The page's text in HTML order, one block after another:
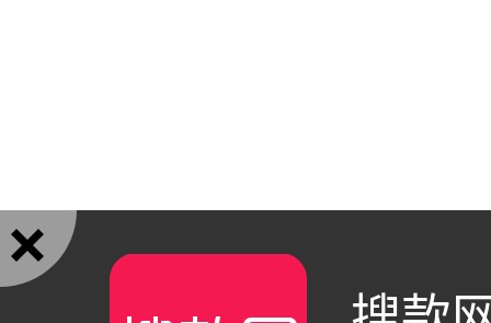
